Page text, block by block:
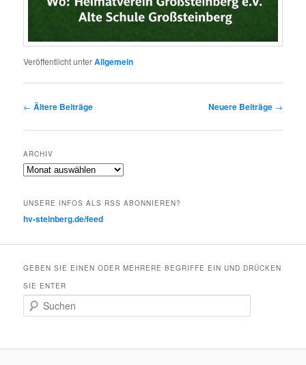
Veröffentlicht unterAllgemein
Beitragsnavigation
← Ältere Beiträge Neuere Beiträge →
ARCHIV
Archiv
UNSERE INFOS ALS RSS ABONNIEREN?
hv-steinberg.de/feed
GEBEN SIE EINEN ODER MEHRERE BEGRIFFE EIN UND DRÜCKEN
SIE ENTER
u
e